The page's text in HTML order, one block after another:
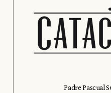
Padre Pascual